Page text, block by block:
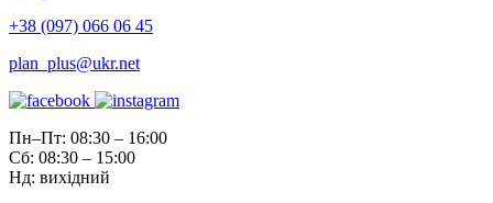
+38 (097) 066 06 45
plan_plus@ukr.net
Пн–Пт: 08:30 – 16:00
Сб: 08:30 – 15:00
Нд: вихідний